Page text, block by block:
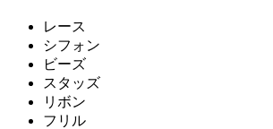
レース
シフォン
ビーズ
スタッズ
リボン
フリル